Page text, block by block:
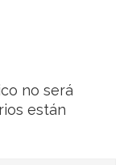
no será
están